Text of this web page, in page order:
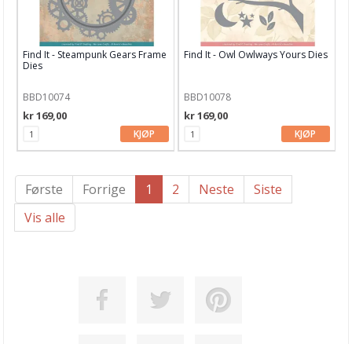
Find It - Steampunk Gears Frame
Dies
BBD10074
kr 169,00
KJØP
Find It - Owl Owlways Yours Dies
BBD10078
kr 169,00
KJØP
Første Forrige 1 2 Neste
Siste
Vis alle